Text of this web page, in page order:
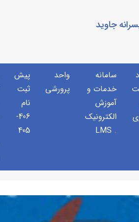
جاوید
سامانه
خدمات و
آموزش
الکترونیک
. LMS
واحد
پرورشی
پیش
ثبت
نام
406-
405